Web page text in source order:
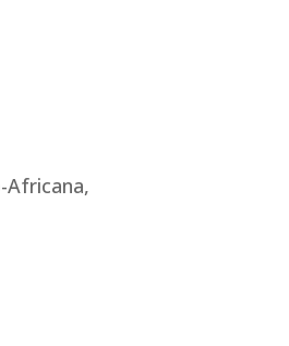
Africana,